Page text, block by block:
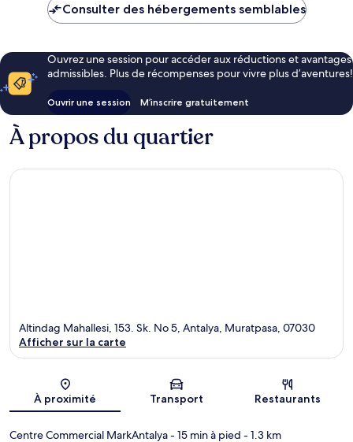
Consulter des hébergements semblables
Ouvrez une session pour accéder aux réductions et avantages
admissibles. Plus de récompenses pour vivre plus d’aventures!
Ouvrir une session M’inscrire gratuitement
À propos du quartier
Carte
Altindag Mahallesi, 153. Sk. No 5, Antalya, Muratpasa, 07030
Afficher sur la carte
À proximité Transport Restaurants
Centre Commercial MarkAntalya- 15 min à pied - 1.3 km